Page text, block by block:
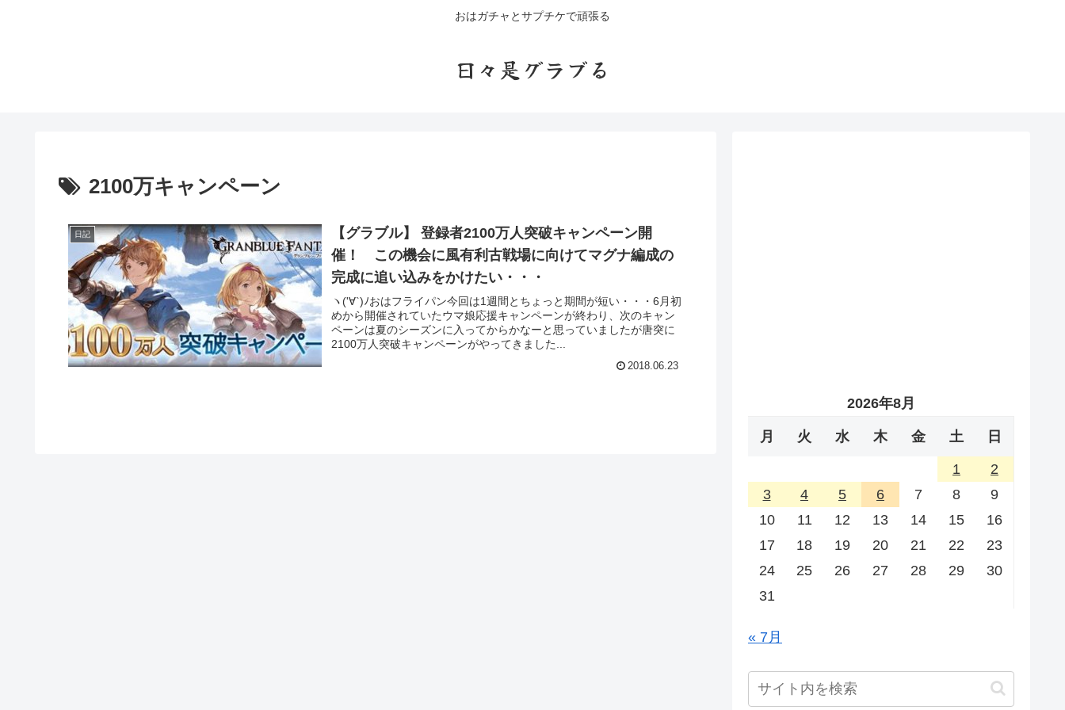
おはガチャとサプチケで頑張る
日々是グラブる
2100万キャンペーン
日記
【グラブル】 登録者2100万人突破キャンペーン開
催！ この機会に風有利古戦場に向けてマグナ編成の
完成に追い込みをかけたい・・・
ヽ('∀`)ﾉおはフライパン今回は1週間とちょっと期間が短い・・・6月初
めから開催されていたウマ娘応援キャンペーンが終わり、次のキャン
ペーンは夏のシーズンに入ってからかなーと思っていましたが唐突に
2100万人突破キャンペーンがやってきました...
2018.06.23
2026年8月
月 火 水 木 金 土 日
1
2
3
4 5 6 7 8
9
10
11 12 13 14 15
16
17
18 19 20 21 22
23
24
25 26 27 28 29
30
31
« 7月